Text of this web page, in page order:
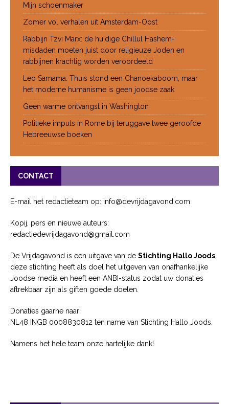
Mijn schoenmaker
Zomer vol verhalen uit Amsterdam-Oost
Rabbijn Tzvi Marx: de huidige Chillul Hashem-
misdaden moeten juist door religieuze Joden en
rabbijnen krachtig worden veroordeeld
Leo Samama: Thuis stond een Chanoekaboom, maar
het moderne humanisme is geen joodse zaak
Geen warme ontvangst in Washington
Politieke impuls in Rome bij teruggave twee geroofde
Hebreeuwse boeken
CONTACT
E-mail het redactieteam op: info@devrijdagavond.com
Kopij, pers en nieuwe auteurs:
redactiedevrijdagavond@gmail.com
De Vrijdagavond is een uitgave van de Stichting Hallo Joods
deze stichting heeft als doel het uitgeven van onafhankelijke
Joodse media en heeft een ANBI-status zodat uw donaties
aftrekbaar zijn als giften goede doelen.
Donaties gaarne naar:
NL48 INGB 0008830812 ten name van Stichting Hallo Joods.
Namens het hele team onze hartelijke dank!